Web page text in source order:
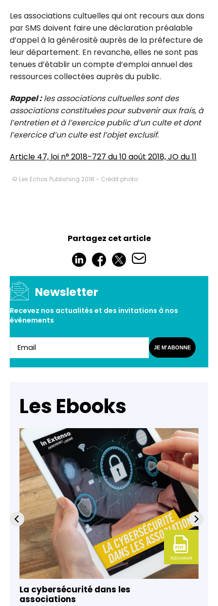
Les associations cultuelles qui ont recours aux dons
par SMS doivent faire une déclaration préalable
d’appel à la générosité auprès de la préfecture de
leur département. En revanche, elles ne sont pas
tenues d’établir un compte d’emploi annuel des
ressources collectées auprès du public.
Rappel :les associations cultuelles sont des
associations constituées pour subvenir aux frais, à
l’entretien et à l’exercice public d’un culte et dont
l’exercice d’un culte est l’objet exclusif.
Article 47, loi n° 2018-727 du 10 août 2018, JO du 11
© Les Echos Publishing 2018 - Crédit photo :
Partagez cet article
Newsletter
Recevez nos actualités et des invitations à nos
événements
JE M'ABONNE
Les Ebooks
La cybersécurité dans les
associations